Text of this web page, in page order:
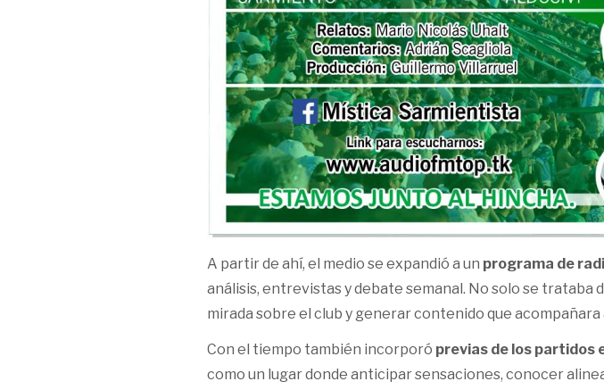
A partir de ahí, el medio se expandió a un programa de
análisis, entrevistas y debate semanal. No solo se trataba
mirada sobre el club y generar contenido que
Con el tiempo también incorporó previas de los partidos
como un lugar donde anticipar sensaciones, conocer